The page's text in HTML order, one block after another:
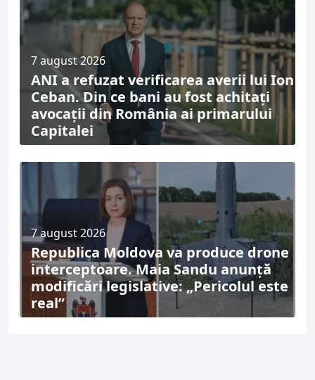
7 august 2026
ANI a refuzat verificarea averii lui Ion
Ceban. Din ce bani au fost achitați
avocații din România ai primarului
Capitalei
7 august 2026
Republica Moldova va produce drone
interceptoare. Maia Sandu anunță
modificări legislative: „Pericolul este
real”